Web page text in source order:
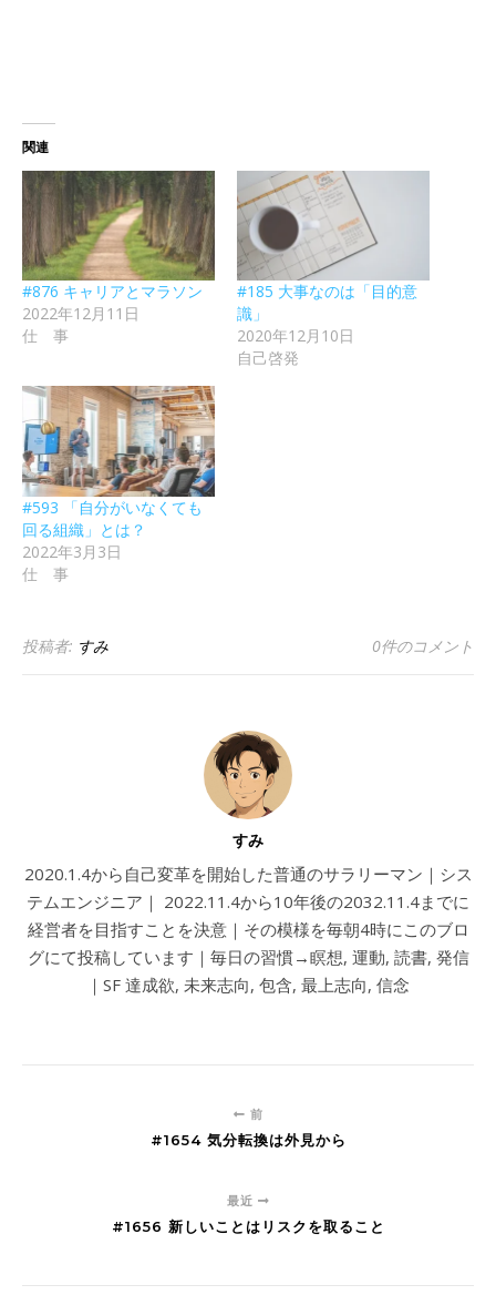
関連
#876 キャリアとマラソン
2022年12月11日
仕 事
#185 大事なのは「目的意
識」
2020年12月10日
自己啓発
#593 「自分がいなくても
回る組織」とは？
2022年3月3日
仕 事
投稿者: すみ 0件のコメント
すみ
2020.1.4から自己変革を開始した普通のサラリーマン｜シス
テムエンジニア｜ 2022.11.4から10年後の2032.11.4までに
経営者を目指すことを決意｜その模様を毎朝4時にこのブロ
グにて投稿しています｜毎日の習慣→瞑想, 運動, 読書, 発信
｜SF 達成欲, 未来志向, 包含, 最上志向, 信念
前
#1654 気分転換は外見から
最近
#1656 新しいことはリスクを取ること